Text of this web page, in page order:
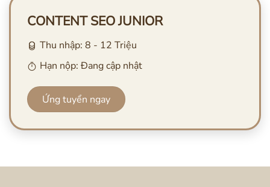
CONTENT SEO JUNIOR
Thu nhập: 8 - 12 Triệu
Hạn nộp: Đang cập nhật
Ứng tuyển ngay